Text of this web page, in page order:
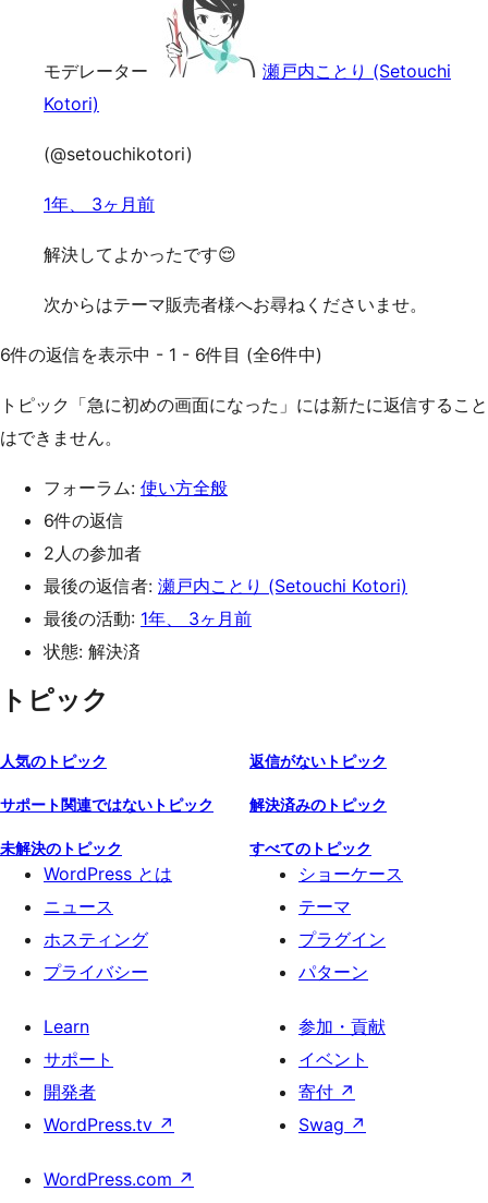
モデレーター
瀬戸内ことり (Setouchi
Kotori)
(@setouchikotori)
1年、 3ヶ月前
解決してよかったです😌
次からはテーマ販売者様へお尋ねくださいませ。
6件の返信を表示中 - 1 - 6件目 (全6件中)
トピック「急に初めの画面になった」には新たに返信すること
はできません。
フォーラム: 使い方全般
6件の返信
2人の参加者
最後の返信者: 瀬戸内ことり (Setouchi Kotori)
最後の活動: 1年、 3ヶ月前
状態: 解決済
トピック
人気のトピック 返信がないトピック
サポート関連ではないトピック 解決済みのトピック
未解決のトピック すべてのトピック
WordPress とは
ニュース
ホスティング
プライバシー
ショーケース
テーマ
プラグイン
パターン
Learn
サポート
開発者
WordPress.tv ↗
参加・貢献
イベント
寄付 ↗
Swag ↗
WordPress.com ↗